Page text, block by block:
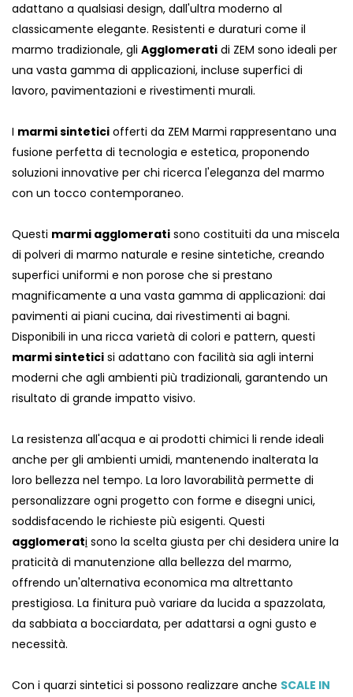
adattano a qualsiasi design, dall'ultra moderno al
classicamente elegante. Resistenti e duraturi come il
marmo tradizionale, gli Agglomerati di ZEM sono ideali per
una vasta gamma di applicazioni, incluse superfici di
lavoro, pavimentazioni e rivestimenti murali.
I marmi sintetici offerti da ZEM Marmi rappresentano una
fusione perfetta di tecnologia e estetica, proponendo
soluzioni innovative per chi ricerca l'eleganza del marmo
con un tocco contemporaneo.
Questi marmi agglomerati sono costituiti da una miscela
di polveri di marmo naturale e resine sintetiche, creando
superfici uniformi e non porose che si prestano
magnificamente a una vasta gamma di applicazioni: dai
pavimenti ai piani cucina, dai rivestimenti ai bagni.
Disponibili in una ricca varietà di colori e pattern, questi
marmi sintetici si adattano con facilità sia agli interni
moderni che agli ambienti più tradizionali, garantendo un
risultato di grande impatto visivo.
La resistenza all'acqua e ai prodotti chimici li rende ideali
anche per gli ambienti umidi, mantenendo inalterata la
loro bellezza nel tempo. La loro lavorabilità permette di
personalizzare ogni progetto con forme e disegni unici,
soddisfacendo le richieste più esigenti. Questi
agglomerati sono la scelta giusta per chi desidera unire la
praticità di manutenzione alla bellezza del marmo,
offrendo un'alternativa economica ma altrettanto
prestigiosa. La finitura può variare da lucida a spazzolata,
da sabbiata a bocciardata, per adattarsi a ogni gusto e
necessità.
Con i quarzi sintetici si possono realizzare anche SCALE IN